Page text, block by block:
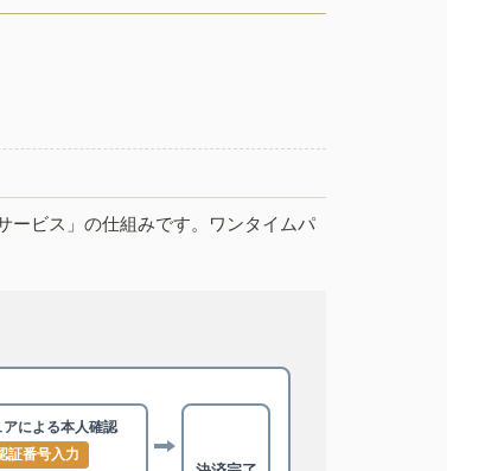
ービス」の仕組みです。ワンタイムパ
アによる本人確認
証番号入力